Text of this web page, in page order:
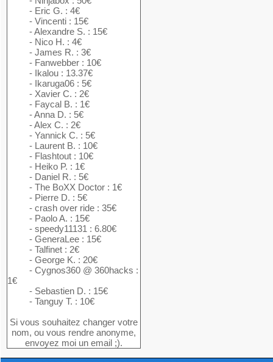
- Eric G. : 4€
- Vincenti : 15€
- Alexandre S. : 15€
- Nico H. : 4€
- James R. : 3€
- Fanwebber : 10€
- Ikalou : 13.37€
- Ikaruga06 : 5€
- Xavier C. : 2€
- Faycal B. : 1€
- Anna D. : 5€
- Alex C. : 2€
- Yannick C. : 5€
- Laurent B. : 10€
- Flashtout : 10€
- Heiko P. : 1€
- Daniel R. : 5€
- The BoXX Doctor : 1€
- Pierre D. : 5€
- crash over ride : 35€
- Paolo A. : 15€
- speedy11131 : 6.80€
- GeneraLee : 15€
- Talfinet : 2€
- George K. : 20€
- Cygnos360 @ 360hacks :
1€
- Sebastien D. : 15€
- Tanguy T. : 10€
Si vous souhaitez changer votre
nom, ou vous rendre anonyme,
envoyez moi un email ;).